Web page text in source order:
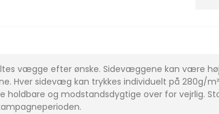
vægge efter ønske. Sidevæggene kan være
Hver sidevæg kan trykkes individuelt på 280g/
holdbare og modstandsdygtige over for vejrlig.